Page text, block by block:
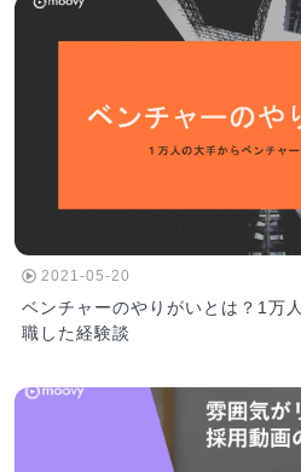
2021-05-20
ベンチャーのやりがいとは？1万
職した経験談